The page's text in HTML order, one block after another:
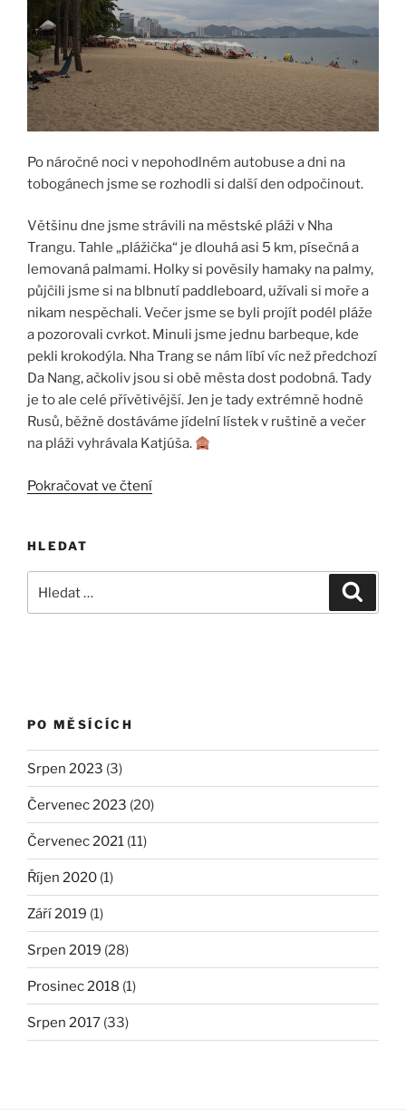
Po náročné noci v nepohodlném autobuse a dni na
tobogánech jsme se rozhodli si další den odpočinout.
Většinu dne jsme strávili na městské pláži v Nha
Trangu. Tahle „plážička“ je dlouhá asi 5 km, písečná a
lemovaná palmami. Holky si pověsily hamaky na palmy,
půjčili jsme si na blbnutí paddleboard, užívali si moře a
nikam nespěchali. Večer jsme se byli projít podél pláže
a pozorovali cvrkot. Minuli jsme jednu barbeque, kde
pekli krokodýla. Nha Trang se nám líbí víc než předchozí
Da Nang, ačkoliv jsou si obě města dost podobná. Tady
je to ale celé přívětivější. Jen je tady extrémně hodně
Rusů, běžně dostáváme jídelní lístek v ruštině a večer
na pláži vyhrávala Katjúša.
Pokračovat ve čtení„Nha
HLEDAT
PO MĚSÍCÍCH
Srpen 2023 (3)
Červenec 2023 (20)
Červenec 2021 (11)
Říjen 2020 (1)
Září 2019 (1)
Srpen 2019 (28)
Prosinec 2018 (1)
Srpen 2017 (33)